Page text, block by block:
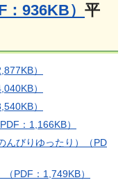
936KB） 平
）
）
）
：1,166KB）
んびりゆったり）（PD
PDF：1,749KB）